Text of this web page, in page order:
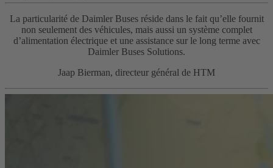
La particularité de Daimler Buses réside dans le fait qu’elle fournit
non seulement des véhicules, mais aussi un système complet
d’alimentation électrique et une assistance sur le long terme avec
Daimler Buses Solutions.
Jaap Bierman, directeur général de HTM